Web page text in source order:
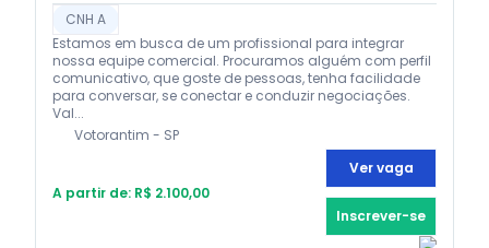
CNH A
Estamos em busca de um profissional para integrar
nossa equipe comercial. Procuramos alguém com perfil
comunicativo, que goste de pessoas, tenha facilidade
para conversar, se conectar e conduzir negociações.
Val...
Votorantim - SP
A partir de: R$ 2.100,00
Ver vaga
Inscrever-se